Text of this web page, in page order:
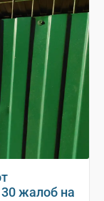
жалоб на